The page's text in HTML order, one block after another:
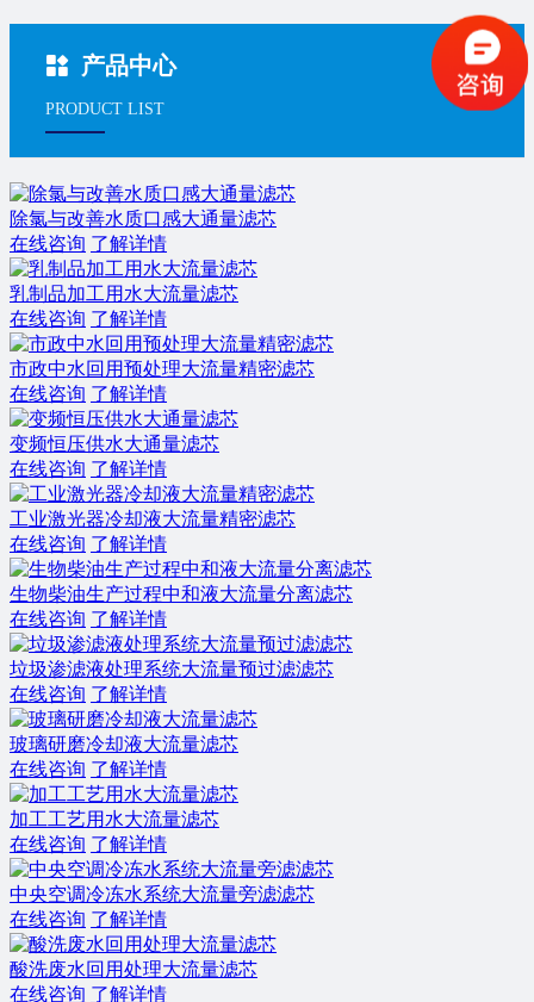
产品中心
PRODUCT LIST
除氯与改善水质口感大通量滤芯
在线咨询 了解详情
乳制品加工用水大流量滤芯
在线咨询 了解详情
市政中水回用预处理大流量精密滤芯
在线咨询 了解详情
变频恒压供水大通量滤芯
在线咨询 了解详情
工业激光器冷却液大流量精密滤芯
在线咨询 了解详情
生物柴油生产过程中和液大流量分离滤芯
在线咨询 了解详情
垃圾渗滤液处理系统大流量预过滤滤芯
在线咨询 了解详情
玻璃研磨冷却液大流量滤芯
在线咨询 了解详情
加工工艺用水大流量滤芯
在线咨询 了解详情
中央空调冷冻水系统大流量旁滤滤芯
在线咨询 了解详情
酸洗废水回用处理大流量滤芯
在线咨询 了解详情